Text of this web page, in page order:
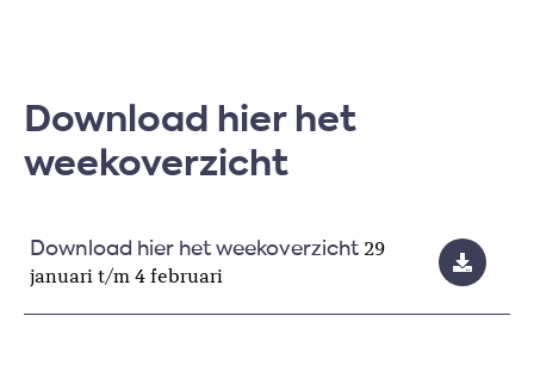
Download hier het
weekoverzicht
Download hier het weekoverzicht 29
januari t/m 4 februari